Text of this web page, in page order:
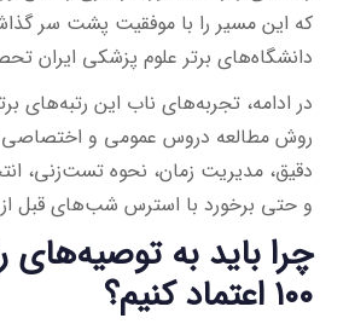
که این مسیر را با موفقیت پشت سر
دانشگاه‌های برتر علوم پزشکی ایران
در ادامه، تجربه‌های ناب این رتبه‌های
روش مطالعه دروس عمومی و اختصاصی
دقیق، مدیریت زمان، نحوه تست‌زنی،
و حتی برخورد با استرس شب‌های قبل از
چرا باید به توصیه‌های
۱۰۰ اعتماد کنیم؟